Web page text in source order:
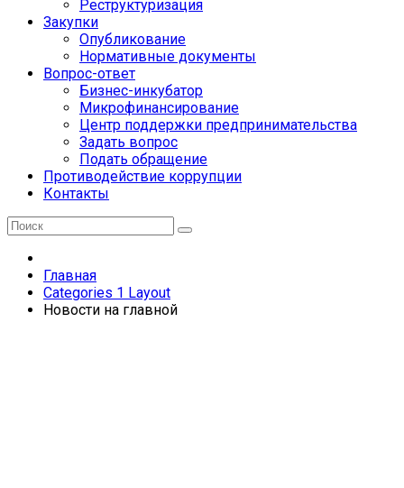
Реструктуризация
Закупки
Опубликование
Нормативные документы
Вопрос-ответ
Бизнес-инкубатор
Микрофинансирование
Центр поддержки предпринимательства
Задать вопрос
Подать обращение
Противодействие коррупции
Контакты
Главная
Categories 1 Layout
Новости на главной